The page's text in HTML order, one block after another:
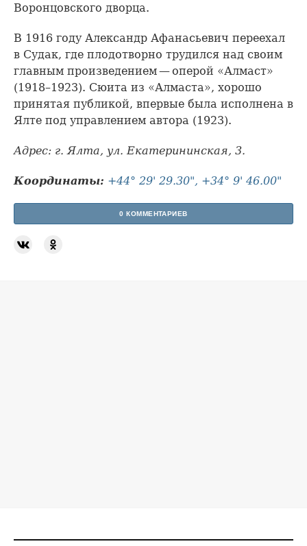
Воронцовского дворца.
В 1916 году Александр Афанасьевич переехал
в Судак, где плодотворно трудился над своим
главным произведением — оперой «Алмаст»
(1918–1923). Сюита из «Алмаста», хорошо
принятая публикой, впервые была исполнена в
Ялте под управлением автора (1923).
Адрес: г. Ялта, ул. Екатерининская, 3.
Координаты: +44° 29' 29.30", +34° 9' 46.00"
0 КОММЕНТАРИЕВ